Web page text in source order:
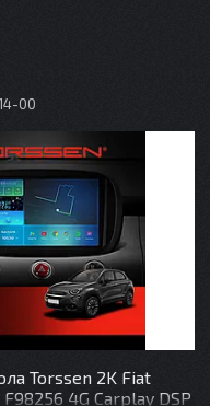
00
Torssen 2K Fiat
4G Carplay DSP